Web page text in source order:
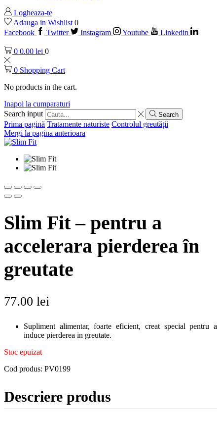
Logheaza-te
Adauga in Wishlist 0
Facebook
Twitter Instagram Youtube Linkedin
0 0.00 lei 0
0 Shopping Cart
No products in the cart.
Inapoi la cumparaturi
Search input
Search
Prima pagină Tratamente naturiste Controlul greutății
Mergi la pagina anterioara
Slim Fit – pentru a
accelerara pierderea în
greutate
77.00 lei
Supliment alimentar, foarte eficient, creat special pentru a
induce pierderea in greutate.
Stoc epuizat
Cod produs: PV0199
Descriere produs